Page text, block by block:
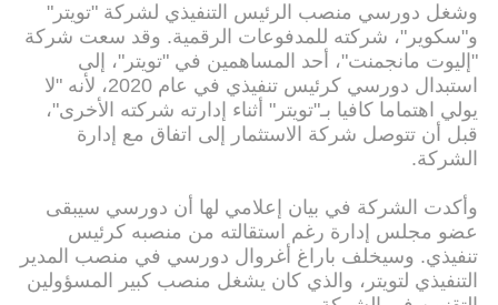
وشغل دورسي منصب الرئيس التنفيذي لشركة "تويتر"
و"سكوير"، شركته للمدفوعات الرقمية. وقد سعت شركة
"إليوت مانجمنت"، أحد المساهمين في "تويتر"، إلى
استبدال دورسي كرئيس تنفيذي في عام 2020، لأنه "لا
يولي اهتماما كافيا بـ"تويتر" أثناء إدارته شركته الأخرى"،
قبل أن تتوصل شركة الاستثمار إلى اتفاق مع إدارة
الشركة.
وأكدت الشركة في بيان إعلامي لها أن دورسي سيبقى
عضو مجلس إدارة رغم استقالته من منصبه كرئيس
تنفيذي. وسيخلف باراغ أغروال دورسي في منصب المدير
التنفيذي لتويتر، والذي كان يشغل منصب كبير المسؤولين